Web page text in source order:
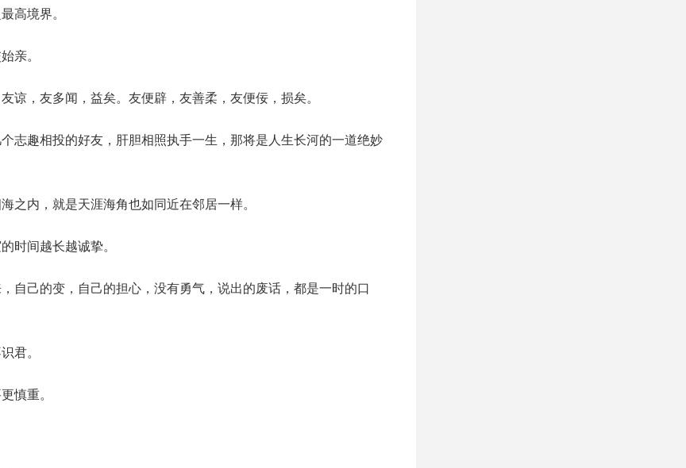
高境界。
亲。
谅，友多闻，益矣。友便辟，友善柔，友便佞，损矣。
志趣相投的好友，肝胆相照执手一生，那将是人生长河的一道绝妙
之内，就是天涯海角也如同近在邻居一样。
时间越长越诚挚。
自己的变，自己的担心，没有勇气，说出的废话，都是一时的口
君。
慎重。